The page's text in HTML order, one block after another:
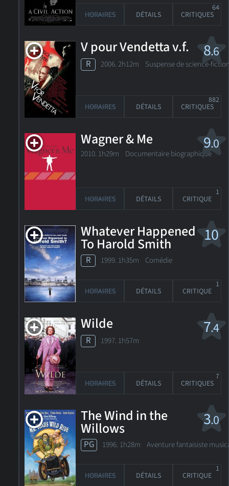
HORAIRES DÉTAILS CRITIQUES
64
8.6
V pour Vendetta v.f.
R 2006. 2h12m Suspense de science-
HORAIRES DÉTAILS CRITIQUES
882
9.0
Wagner & Me
2010. 1h29m Documentaire biographique
HORAIRES DÉTAILS CRITIQUE
1
10
Whatever Happened
To Harold Smith
R 1999. 1h35m Comédie
HORAIRES DÉTAILS CRITIQUE
1
7.4
Wilde
R 1997. 1h57m
HORAIRES DÉTAILS CRITIQUES
7
3.0
The Wind in the
Willows
PG 1996. 1h28m Aventure fantaisiste
HORAIRES DÉTAILS CRITIQUE
1